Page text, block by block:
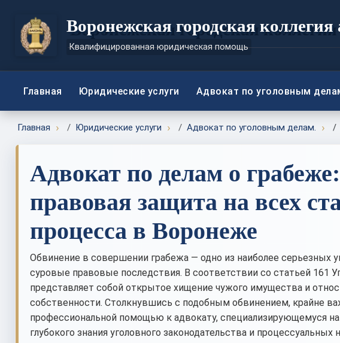
Воронежская городская коллегия
Квалифицированная юридическая помощь
Главная Юридические услуги Адвокат по уголовным
Главная Юридические услуги Адвокат по уголовным делам.
Адвокат по делам о
правовая защита на всех
процесса в Воронеже
Обвинение в совершении грабежа — одно из наиболее серьезных
суровые правовые последствия. В соответствии со статьей 161
представляет собой открытое хищение чужого имущества и
собственности. Столкнувшись с подобным обвинением, крайне
профессиональной помощью к адвокату, специализирующемуся
глубокого знания уголовного законодательства и